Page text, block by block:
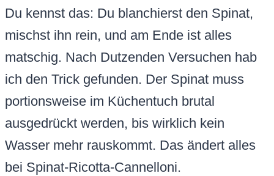
Du kennst das: Du blanchierst den Spinat,
mischst ihn rein, und am Ende ist alles
matschig. Nach Dutzenden Versuchen hab
ich den Trick gefunden. Der Spinat muss
portionsweise im Küchentuch brutal
ausgedrückt werden, bis wirklich kein
Wasser mehr rauskommt. Das ändert alles
bei Spinat-Ricotta-Cannelloni.